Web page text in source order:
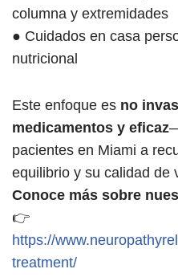
columna y extremidades
● Cuidados en casa
nutricional
Este enfoque es no
medicamentos y eficaz
pacientes en Miami a
equilibrio y su calidad de
Conoce más sobre
👉
https://
treatment/